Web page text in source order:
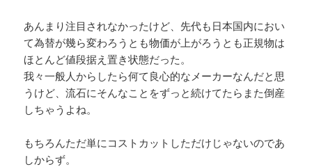
あんまり注目されなかったけど、先代も日本国内におい
て為替が幾ら変わろうとも物価が上がろうとも正規物は
ほとんど値段据え置き状態だった。
我々一般人からしたら何て良心的なメーカーなんだと思
うけど、流石にそんなことをずっと続けてたらまた倒産
しちゃうよね。
もちろんただ単にコストカットしただけじゃないのであ
しからず。